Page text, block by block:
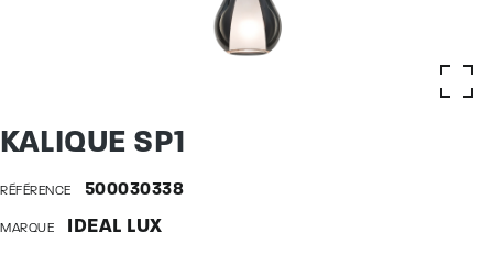
KALIQUE SP1
RÉFÉRENCE 500030338
MARQUE IDEAL LUX